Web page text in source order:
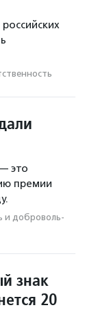
это
премии
и доброволь­
знак
20